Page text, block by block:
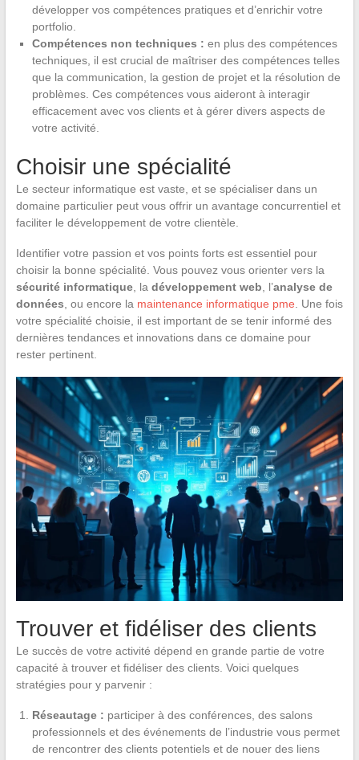
développer vos compétences pratiques et d’enrichir votre
portfolio.
Compétences non techniques : en plus des compétences
techniques, il est crucial de maîtriser des compétences telles
que la communication, la gestion de projet et la résolution de
problèmes. Ces compétences vous aideront à interagir
efficacement avec vos clients et à gérer divers aspects de
votre activité.
Choisir une spécialité
Le secteur informatique est vaste, et se spécialiser dans un
domaine particulier peut vous offrir un avantage concurrentiel et
faciliter le développement de votre clientèle.
Identifier votre passion et vos points forts est essentiel pour
choisir la bonne spécialité. Vous pouvez vous orienter vers la
sécurité informatique, la développement web , l’analyse de
données , ou encore la maintenance informatique pme . Une fois
votre spécialité choisie, il est important de se tenir informé des
dernières tendances et innovations dans ce domaine pour
rester pertinent.
Trouver et fidéliser des clients
Le succès de votre activité dépend en grande partie de votre
capacité à trouver et fidéliser des clients. Voici quelques
stratégies pour y parvenir :
Réseautage : participer à des conférences, des salons
professionnels et des événements de l’industrie vous permet
de rencontrer des clients potentiels et de nouer des liens